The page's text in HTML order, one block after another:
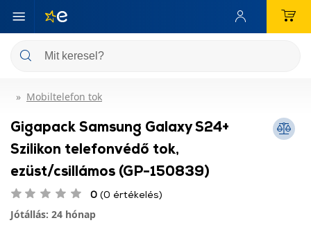
Mobiltelefon tok
Gigapack Samsung Galaxy S24+
Szilikon telefonvédő tok,
ezüst/csillámos (GP-150839)
0 (0 értékelés)
Jótállás: 24 hónap